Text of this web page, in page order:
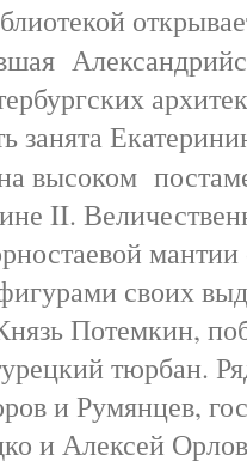
занята
высоком
II.
своих
Потемкин,
тюрбан.
и Румянцев,
и Алексей